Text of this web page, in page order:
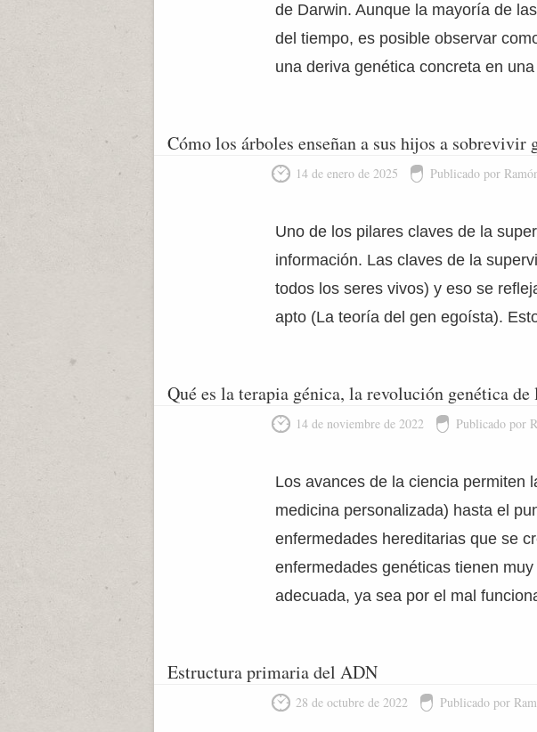
de Darwin. Aunque la mayoría de
del tiempo, es posible observar
una deriva genética concreta en
Cómo los árboles enseñan a sus hijos a sobrevivir
14 de enero de 2025 Publicado por
Uno de los pilares claves de la
información. Las claves de la
todos los seres vivos) y eso se
apto (La teoría del gen egoísta).
Qué es la terapia génica, la revolución genética
14 de noviembre de 2022 Publicado por
Los avances de la ciencia permiten
medicina personalizada) hasta el
enfermedades hereditarias que se
enfermedades genéticas tienen
adecuada, ya sea por el mal
Estructura primaria del ADN
28 de octubre de 2022 Publicado por